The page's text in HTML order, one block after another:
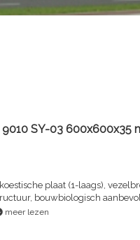
SY-03 600x600x35
plaat (1-laags),
bouwbiologisch
meer lezen